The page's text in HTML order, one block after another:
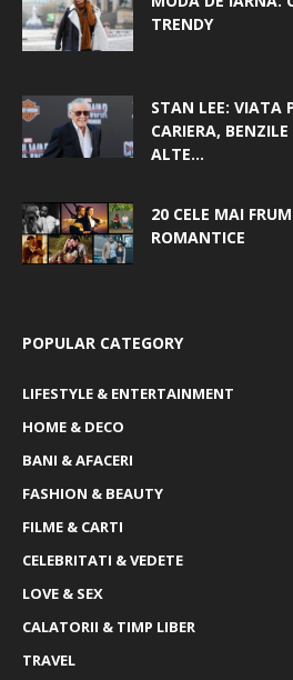
TRENDY
STAN LEE: VIATA
CARIERA,
ALTE...
20 CELE MAI
ROMANTICE
POPULAR CATEGORY
LIFESTYLE & ENTERTAINMENT
HOME & DECO
BANI & AFACERI
FASHION & BEAUTY
FILME & CARTI
CELEBRITATI & VEDETE
LOVE & SEX
CALATORII & TIMP LIBER
TRAVEL